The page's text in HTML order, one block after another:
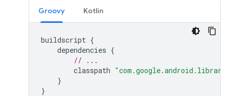
Groovy Kotlin
buildscript {
dependencies {
// ...
classpath
}
}